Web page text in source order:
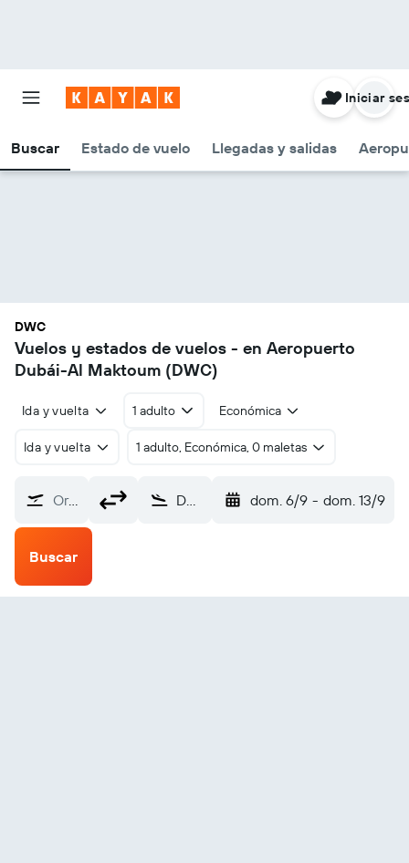
Buscar Estado de vuelo Llegadas y salidas
Iniciar
DWC
Vuelos y estados de vuelos - en Aeropuerto
Dubái-Al Maktoum (DWC)
Ida y vuelta 1 adulto Económica
Ida y vuelta 1 adulto, Económica, 0 maletas
Origen Dubái-Al Maktoum (DWC) dom. 6/9 - dom. 13/9
Buscar